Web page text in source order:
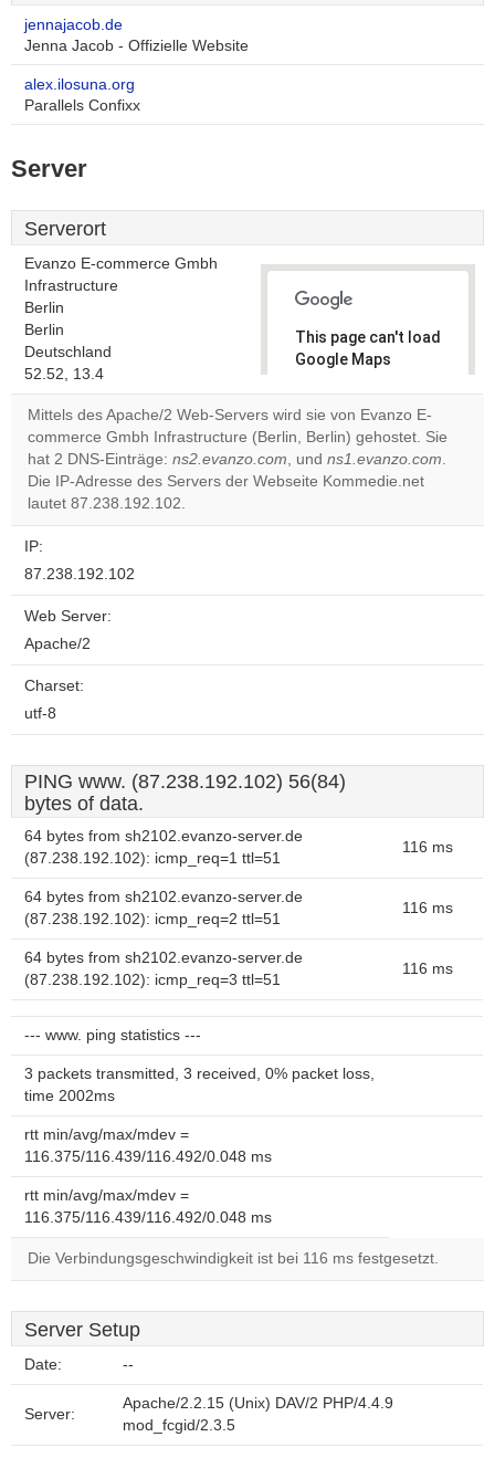
jennajacob.de
Jenna Jacob - Offizielle Website
alex.ilosuna.org
Parallels Confixx
Server
Serverort
Evanzo E-commerce Gmbh
Infrastructure
Berlin
Berlin
Deutschland
52.52, 13.4
This page can't load
Google Maps
Do you
own this
website?
OK
Mittels des Apache/2 Web-Servers wird sie von Evanzo E-
commerce Gmbh Infrastructure (Berlin, Berlin) gehostet. Sie
hat 2 DNS-Einträge: ns2.evanzo.com, und ns1.evanzo.com.
Die IP-Adresse des Servers der Webseite Kommedie.net
lautet 87.238.192.102.
IP:
87.238.192.102
Web Server:
Apache/2
Charset:
utf-8
PING www. (87.238.192.102) 56(84)
bytes of data.
64 bytes from sh2102.evanzo-server.de
(87.238.192.102): icmp_req=1 ttl=51
116 ms
64 bytes from sh2102.evanzo-server.de
(87.238.192.102): icmp_req=2 ttl=51
116 ms
64 bytes from sh2102.evanzo-server.de
(87.238.192.102): icmp_req=3 ttl=51
116 ms
--- www. ping statistics ---
3 packets transmitted, 3 received, 0% packet loss,
time 2002ms
rtt min/avg/max/mdev =
116.375/116.439/116.492/0.048 ms
rtt min/avg/max/mdev =
116.375/116.439/116.492/0.048 ms
Die Verbindungsgeschwindigkeit ist bei 116 ms festgesetzt.
Server Setup
Date: --
Server:
Apache/2.2.15 (Unix) DAV/2 PHP/4.4.9
mod_fcgid/2.3.5